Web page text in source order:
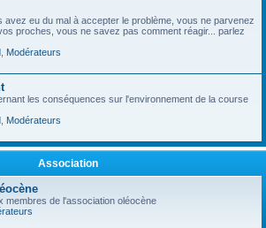
avez eu du mal à accepter le problème, vous ne parvenez
proches, vous ne savez pas comment réagir... parlez
Modérateurs
les conséquences sur l'environnement de la course
Modérateurs
Association
membres de l'association oléocène